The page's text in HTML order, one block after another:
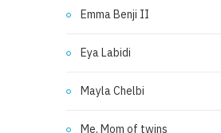
Emma Benji II
Eya Labidi
Mayla Chelbi
Me, Mom of twins